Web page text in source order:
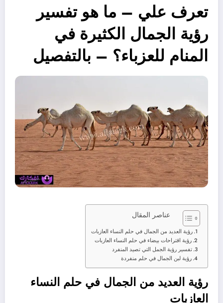
تعرف علي – ما هو تفسير
رؤية الجمال الكثيرة في
المنام للعزباء؟ – بالتفصيل
عناصر المقال
رؤية العديد من الجمال في حلم النساء العازبات
رؤية اقتراحات بيضاء في حلم النساء العازبات
تفسير رؤية الجمل التي تصيد المنفرد
رؤية لبن الجمال في حلم منفردة
رؤية العديد من الجمال في حلم النساء
العازبات